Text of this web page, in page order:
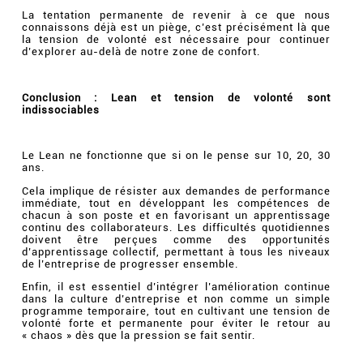
La tentation permanente de revenir à ce que nous
connaissons déjà est un piège, c’est précisément là que
la tension de volonté est nécessaire pour continuer
d’explorer au-delà de notre zone de confort.
Conclusion : Lean et tension de volonté sont
indissociables
Le Lean ne fonctionne que si on le pense sur 10, 20, 30
ans.
Cela implique de résister aux demandes de performance
immédiate, tout en développant les compétences de
chacun à son poste et en favorisant un apprentissage
continu des collaborateurs. Les difficultés quotidiennes
doivent être perçues comme des opportunités
d’apprentissage collectif, permettant à tous les niveaux
de l’entreprise de progresser ensemble.
Enfin, il est essentiel d’intégrer l’amélioration continue
dans la culture d’entreprise et non comme un simple
programme temporaire, tout en cultivant une tension de
volonté forte et permanente pour éviter le retour au
« chaos » dès que la pression se fait sentir.